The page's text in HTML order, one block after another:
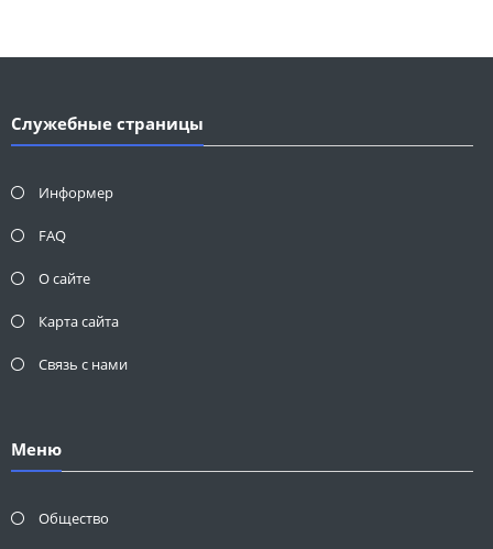
Служебные страницы
Информер
FAQ
О сайте
Карта сайта
Связь с нами
Меню
Общество